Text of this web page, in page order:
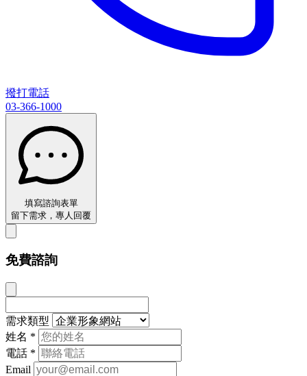
撥打電話
03-366-1000
填寫諮詢表單
留下需求，專人回覆
免費諮詢
需求類型
姓名 *
電話 *
Email